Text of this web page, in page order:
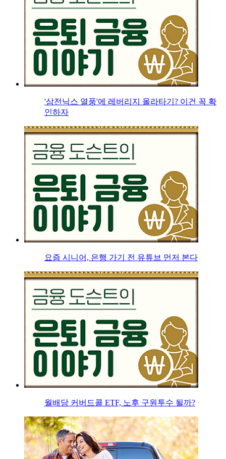
'삼전닉스 열풍'에 레버리지 올라타기? 이건 꼭 확
인하자
요즘 시니어, 은행 가기 전 유튜브 먼저 본다
월배당 커버드콜 ETF, 노후 구원투수 될까?